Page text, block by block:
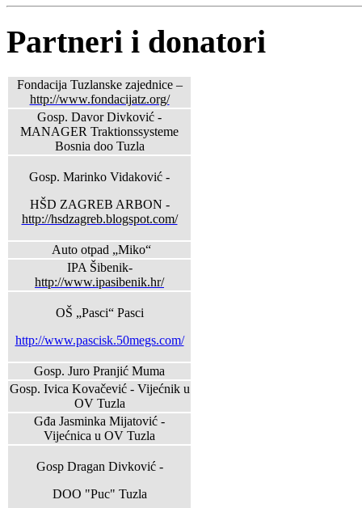
Partneri i donatori
Fondacija Tuzlanske zajednice –
http://www.fondacijatz.org/
Gosp. Davor Divković -
MANAGER Traktionssysteme
Bosnia doo Tuzla
Gosp. Marinko Vidaković -
HŠD ZAGREB ARBON -
http://hsdzagreb.blogspot.com/
Auto otpad „Miko“
IPA Šibenik-
http://www.ipasibenik.hr/
OŠ „Pasci“ Pasci
http://www.pascisk.50megs.com/
Gosp. Juro Pranjić Muma
Gosp. Ivica Kovačević - Vijećnik u
OV Tuzla
Gđa Jasminka Mijatović -
Vijećnica u OV Tuzla
Gosp Dragan Divković -
DOO "Puc" Tuzla